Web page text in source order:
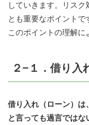
していきます。リス
とも重要なポイント
このポイントの理解に
２−１．借り入
借り入れ（ローン）は
と言っても過言ではな